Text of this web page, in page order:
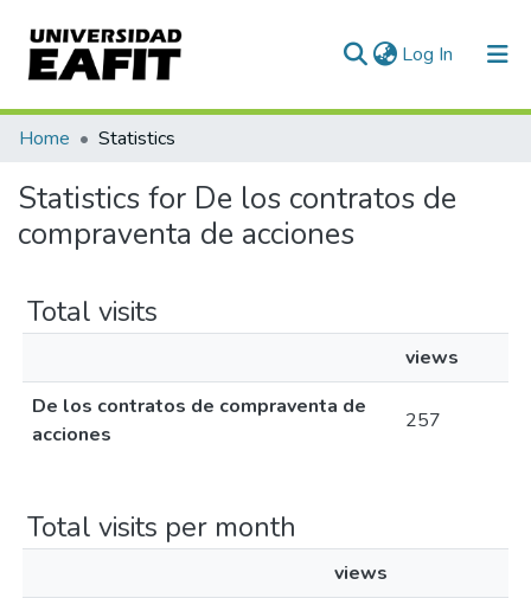
Log In (current)
Communities & Collections
All of DSpace
Home Statistics
Statistics for De los contratos de
compraventa de acciones
Total visits
views
De los contratos de compraventa de
acciones
257
Total visits per month
views